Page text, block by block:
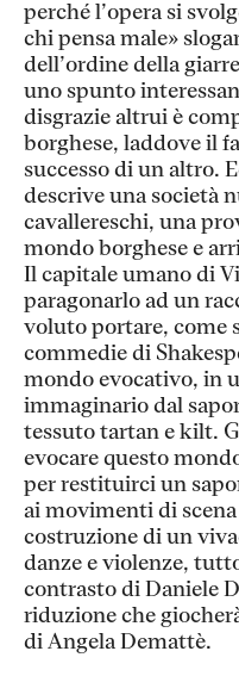
perché l’opera si
chi pensa male»
dell’ordine della
uno spunto
disgrazie altrui è
borghese, laddove il
successo di un altro.
descrive una società
cavallereschi, una
mondo borghese e
Il capitale umano di
paragonarlo ad un
voluto portare, come
commedie di
mondo evocativo, in
immaginario dal
tessuto tartan e kilt.
evocare questo
per restituirci un
ai movimenti di
costruzione di un
danze e violenze,
contrasto di Daniele
riduzione che
di Angela Demattè.